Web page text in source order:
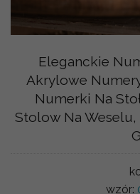
Eleganckie
Akrylowe
Numerki Na
Stolow Na
wzór: